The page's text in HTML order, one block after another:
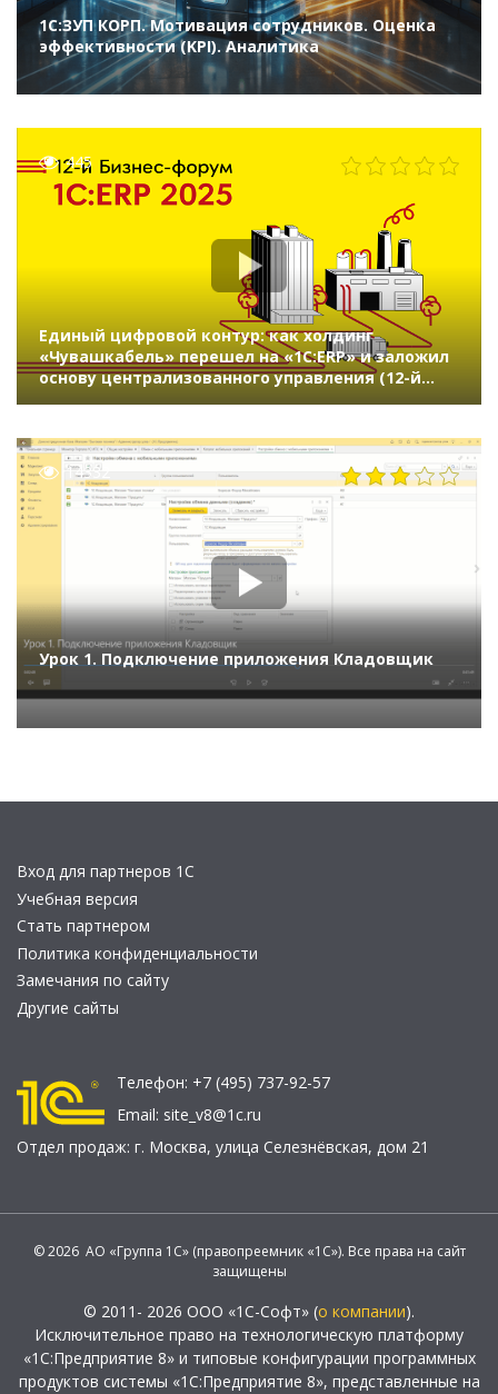
1С:ЗУП КОРП. Мотивация сотрудников. Оценка
эффективности (KPI). Аналитика
445
Единый цифровой контур: как холдинг
«Чувашкабель» перешел на «1C:ERP» и заложил
основу централизованного управления (12-й
14332
Урок 1. Подключение приложения Кладовщик
Вход для партнеров 1С
Учебная версия
Стать партнером
Политика конфиденциальности
Замечания по сайту
Другие сайты
Телефон: +7 (495) 737-92-57
Email: site_v8@1c.ru
Отдел продаж: г. Москва, улица Селезнёвская, дом 21
© 2026 АО «Группа 1С» (правопреемник «1С»). Все права на сайт
защищены
© 2011- 2026 ООО «1С-Софт» (о компании).
Исключительное право на технологическую платформу
«1С:Предприятие 8» и типовые конфигурации программных
продуктов системы «1С:Предприятие 8», представленные на